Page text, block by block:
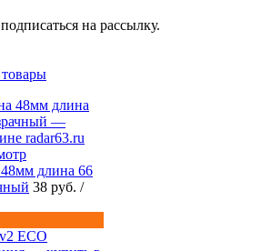
на рассылку.
длина 66
38 руб. /